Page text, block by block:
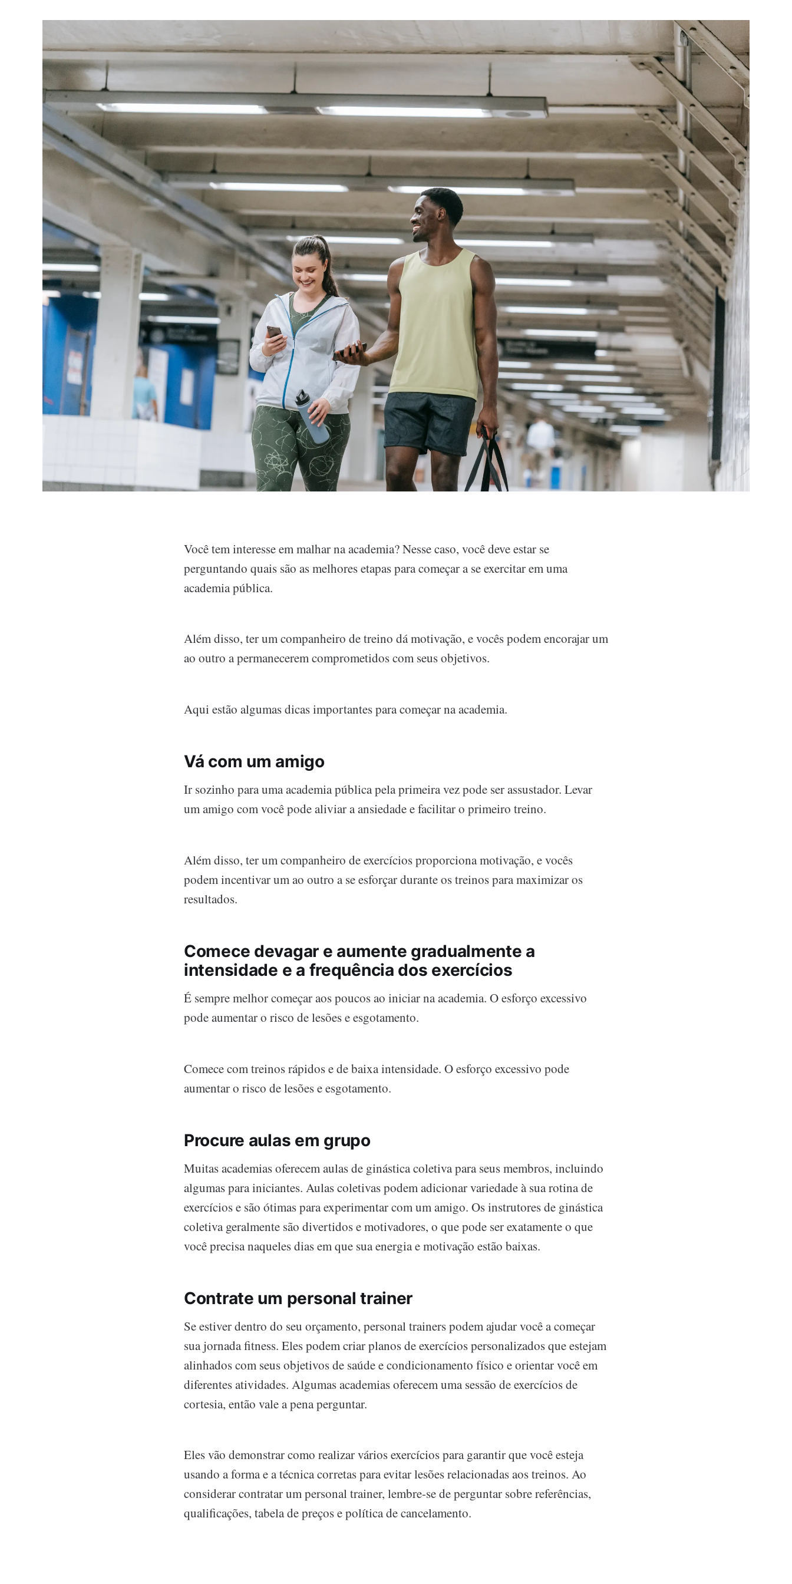
Você tem interesse em malhar na academia? Nesse caso, você deve estar se
perguntando quais são as melhores etapas para começar a se exercitar em uma
academia pública.
Além disso, ter um companheiro de treino dá motivação, e vocês podem encorajar um
ao outro a permanecerem comprometidos com seus objetivos.
Aqui estão algumas dicas importantes para começar na academia.
Vá com um amigo
Ir sozinho para uma academia pública pela primeira vez pode ser assustador. Levar
um amigo com você pode aliviar a ansiedade e facilitar o primeiro treino.
Além disso, ter um companheiro de exercícios proporciona motivação, e vocês
podem incentivar um ao outro a se esforçar durante os treinos para maximizar os
resultados.
Comece devagar e aumente gradualmente a
intensidade e a frequência dos exercícios
É sempre melhor começar aos poucos ao iniciar na academia. O esforço excessivo
pode aumentar o risco de lesões e esgotamento.
Comece com treinos rápidos e de baixa intensidade. O esforço excessivo pode
aumentar o risco de lesões e esgotamento.
Procure aulas em grupo
Muitas academias oferecem aulas de ginástica coletiva para seus membros, incluindo
algumas para iniciantes. Aulas coletivas podem adicionar variedade à sua rotina de
exercícios e são ótimas para experimentar com um amigo. Os instrutores de ginástica
coletiva geralmente são divertidos e motivadores, o que pode ser exatamente o que
você precisa naqueles dias em que sua energia e motivação estão baixas.
Contrate um personal trainer
Se estiver dentro do seu orçamento, personal trainers podem ajudar você a começar
sua jornada fitness. Eles podem criar planos de exercícios personalizados que estejam
alinhados com seus objetivos de saúde e condicionamento físico e orientar você em
diferentes atividades. Algumas academias oferecem uma sessão de exercícios de
cortesia, então vale a pena perguntar.
Eles vão demonstrar como realizar vários exercícios para garantir que você esteja
usando a forma e a técnica corretas para evitar lesões relacionadas aos treinos. Ao
considerar contratar um personal trainer, lembre-se de perguntar sobre referências,
qualificações, tabela de preços e política de cancelamento.